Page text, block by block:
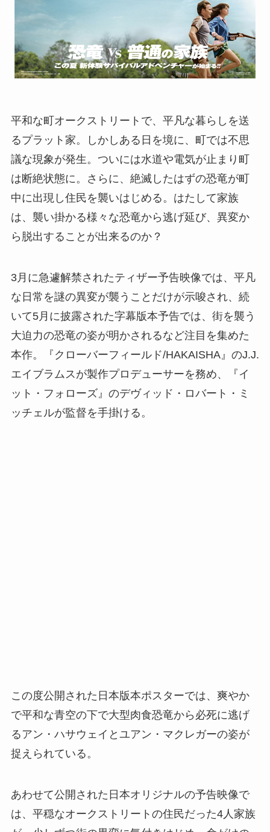
平和な町オークストリートで、平凡な暮らしを送
るプラット家。しかしある日を境に、町では不思
議な現象が発生。ついには水道や電気が止まり町
は断絶状態に。さらに、絶滅したはずの恐竜が町
中に出現し住民を襲いはじめる。はたして家族
は、襲い掛かる様々な恐竜から逃げ延び、異変か
ら脱出することが出来るのか？
3月に急遽解禁されたティザー予告映像では、平凡
な日常を謎の異変が襲うことだけが示唆され、続
いて5月に披露された字幕版本予告では、街を襲う
大迫力の恐竜の姿が明かされるなど注目を集めた
本作。『クローバーフィールド/HAKAISHA』のJ.J.
エイブラムスが製作プロデューサーを務め、『イ
ット・フォローズ』のデヴィッド・ロバート・ミ
ッチェルが監督を手掛ける。
この度公開された日本版本ポスターでは、爽やか
で平和な青空の下で大型肉食恐竜から必死に逃げ
るアン・ハサウェイとユアン・マクレガーの姿が
捉えられている。
あわせて公開された日本オリジナルの予告映像で
は、平穏なオークストリートの住民だった4人家族